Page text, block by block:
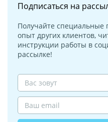
Подписаться на
Получайте специальные
опыт других клиентов,
инструкции работы в
рассылке!